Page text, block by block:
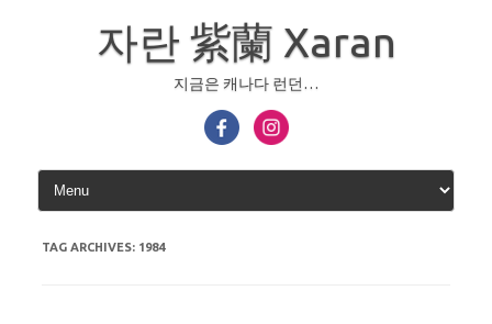
자란 紫蘭 Xaran
지금은 캐나다 런던…
TAG ARCHIVES: 1984